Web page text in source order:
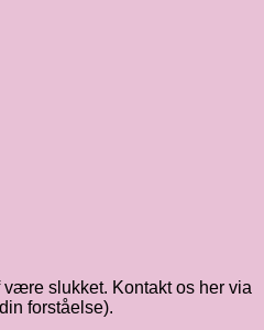
slukket. Kontakt os her via
forståelse).